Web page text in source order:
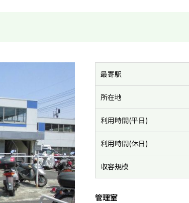
最寄駅
所在地
利用時間(平日)
利用時間(休日)
収容規模
管理室